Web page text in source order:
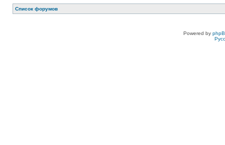
Список форумов
Powered by